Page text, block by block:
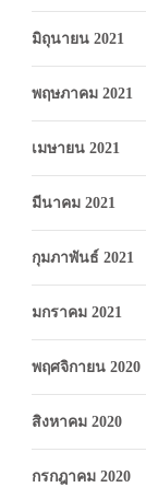
มิถุนายน 2021
พฤษภาคม 2021
เมษายน 2021
มีนาคม 2021
กุมภาพันธ์ 2021
มกราคม 2021
พฤศจิกายน 2020
สิงหาคม 2020
กรกฎาคม 2020